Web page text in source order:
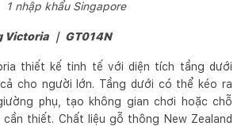
1 nhập khẩu Singapore
Victoria ｜ GT014N
thiết kế tinh tế với diện tích tầng dưới
cho người lớn. Tầng dưới có thể kéo ra
phụ, tạo không gian chơi hoặc chỗ
thiết. Chất liệu gỗ thông New Zealand